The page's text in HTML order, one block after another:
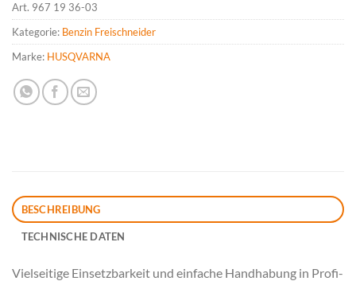
Art. 967 19 36-03
Kategorie: Benzin Freischneider
Marke: HUSQVARNA
BESCHREIBUNG
TECHNISCHE DATEN
Vielseitige Einsetzbarkeit und einfache Handhabung in Profi-